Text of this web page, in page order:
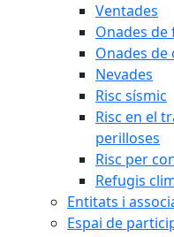
Ventades
Onades de
Onades de
Nevades
Risc sísmic
Risc en el
perilloses
Risc per
Refugis
Entitats i
Espai de